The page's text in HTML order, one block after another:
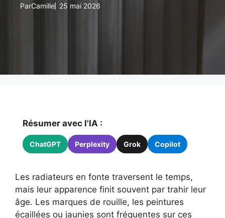
ParCamille 25 mai 2026
Résumer avec l'IA :
ChatGPT Perplexity Grok Copilot
Les radiateurs en fonte traversent le temps,
mais leur apparence finit souvent par trahir leur
âge. Les marques de rouille, les peintures
écaillées ou jaunies sont fréquentes sur ces